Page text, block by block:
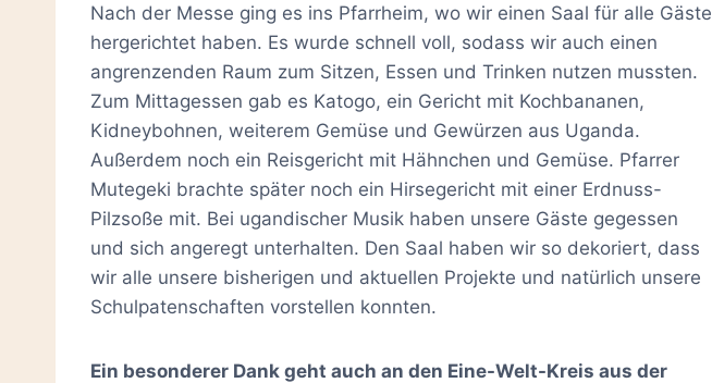
Nach der Messe ging es ins Pfarrheim, wo wir einen Saal für alle Gäste
hergerichtet haben. Es wurde schnell voll, sodass wir auch einen
angrenzenden Raum zum Sitzen, Essen und Trinken nutzen mussten.
Zum Mittagessen gab es Katogo, ein Gericht mit Kochbananen,
Kidneybohnen, weiterem Gemüse und Gewürzen aus Uganda.
Außerdem noch ein Reisgericht mit Hähnchen und Gemüse. Pfarrer
Mutegeki brachte später noch ein Hirsegericht mit einer Erdnuss-
Pilzsoße mit. Bei ugandischer Musik haben unsere Gäste gegessen
und sich angeregt unterhalten. Den Saal haben wir so dekoriert, dass
wir alle unsere bisherigen und aktuellen Projekte und natürlich unsere
Schulpatenschaften vorstellen konnten.
Ein besonderer Dank geht auch an den Eine-Welt-Kreis aus der